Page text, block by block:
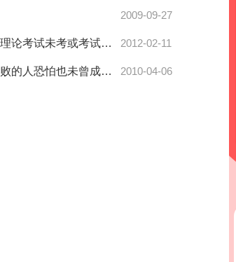
2009-09-27
武汉科技大学自考理论考试未考或考试不合格能否报考实践环节 2012-02-11
自考故事：未曾失败的人恐怕也未曾成功过 2010-04-06